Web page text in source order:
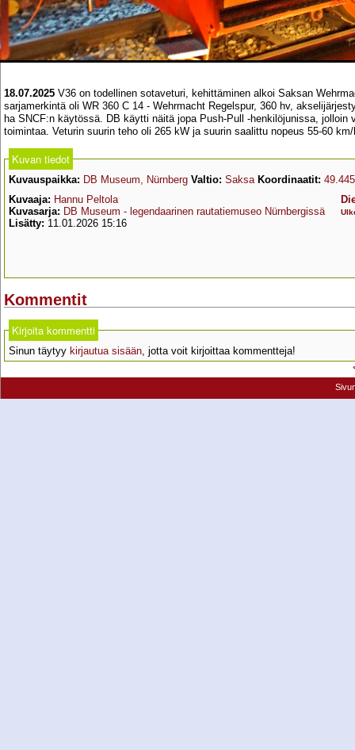
18.07.2025 V36 on todellinen sotaveturi, kehittäminen alkoi Saksan
sarjamerkintä oli WR 360 C 14 - Wehrmacht Regelspur, 360 hv,
ha SNCF:n käytössä. DB käytti näitä jopa Push-Pull -henkilöjunissa,
toimintaa. Veturin suurin teho oli 265 kW ja suurin saalittu nopeus 55-60
Kuvan tiedot
Kuvauspaikka: DB Museum, Nürnberg Valtio: Saksa Koordinaatit:
Kuvaaja: Hannu Peltola
Kuvasarja: DB Museum - legendaarinen rautatiemuseo Nürnbergissä
Lisätty: 11.01.2026 15:16
Kommentit
Kirjoita kommentti
Sinun täytyy kirjautua sisään, jotta voit kirjoittaa kommentteja!